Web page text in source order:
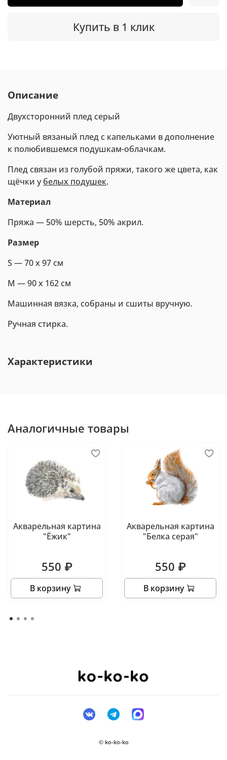
Купить в 1 клик
Описание
Двухсторонний плед серый
Уютный вязаный плед с капельками в дополнение
к полюбившемся подушкам-облачкам.
Плед связан из голубой пряжи, такого же цвета, как
щёчки у белых подушек.
Материал
Пряжа — 50% шерсть, 50% акрил.
Размер
S — 70 х 97 см
M — 90 х 162 см
Машинная вязка, собраны и сшиты вручную.
Ручная стирка.
Характеристики
Аналогичные товары
Акварельная картина
"Ёжик"
550 ₽
В корзину
Акварельная картина
"Белка серая"
550 ₽
В корзину
© ko-ko-ko